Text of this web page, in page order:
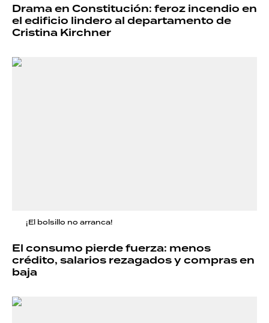
Drama en Constitución: feroz incendio en
el edificio lindero al departamento de
Cristina Kirchner
¡El bolsillo no arranca!
El consumo pierde fuerza: menos
crédito, salarios rezagados y compras en
baja